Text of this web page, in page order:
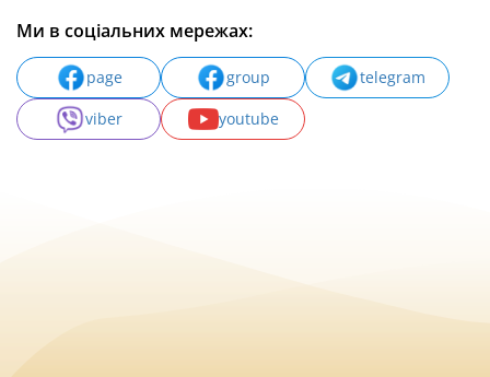
Ми в соціальних мережах:
page group
telegram
viber
youtube